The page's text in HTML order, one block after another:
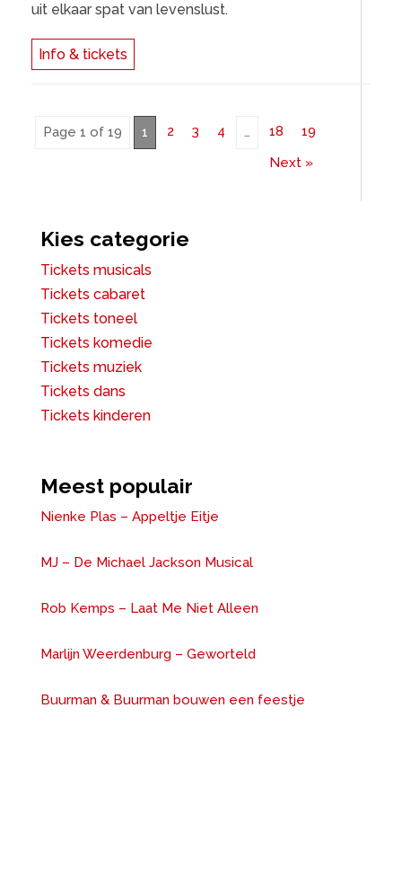
uit elkaar spat van levenslust.
Info & tickets
Page 1 of 19 1 2 3 4 … 18
19
Next »
Kies categorie
Tickets musicals
Tickets cabaret
Tickets toneel
Tickets komedie
Tickets muziek
Tickets dans
Tickets kinderen
Meest populair
Nienke Plas – Appeltje Eitje
MJ – De Michael Jackson Musical
Rob Kemps – Laat Me Niet Alleen
Marlijn Weerdenburg – Geworteld
Buurman & Buurman bouwen een feestje